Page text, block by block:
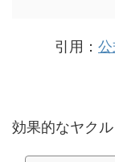
引用：
効果的なヤク